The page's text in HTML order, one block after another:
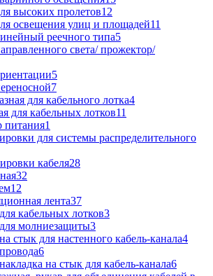
высоких пролетов12
освещения улиц и площадей11
реечного типа5
света/ прожектор/
5
7
для кабельного лотка4
для кабельных лотков11
питания1
для системы распределительного
кабеля28
32
12
лента37
кабельных лотков3
молниезащиты3
стык для настенного кабель-канала4
6
на стык для кабель-канала6